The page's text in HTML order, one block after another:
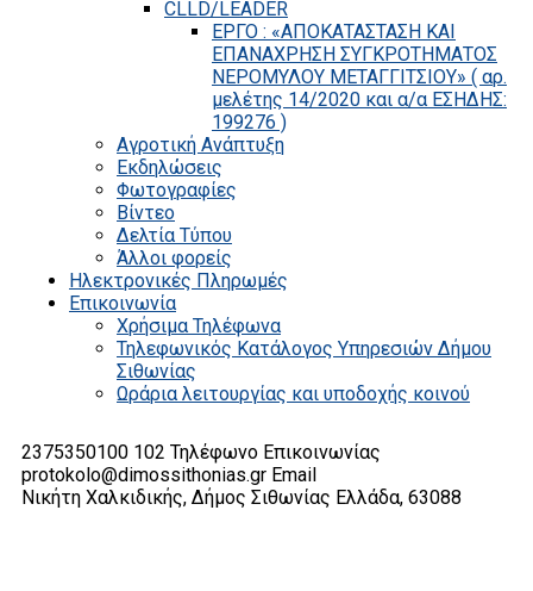
CLLD/LEADER
ΕΡΓΟ : «ΑΠΟΚΑΤΑΣΤΑΣΗ ΚΑΙ
ΕΠΑΝΑΧΡΗΣΗ ΣΥΓΚΡΟΤΗΜΑΤΟΣ
ΝΕΡΟΜΥΛΟΥ ΜΕΤΑΓΓΙΤΣΙΟΥ» ( αρ.
μελέτης 14/2020 και α/α ΕΣΗΔΗΣ:
199276 )
Αγροτική Ανάπτυξη
Εκδηλώσεις
Φωτογραφίες
Βίντεο
Δελτία Τύπου
Άλλοι φορείς
Ηλεκτρονικές Πληρωμές
Επικοινωνία
Χρήσιμα Τηλέφωνα
Τηλεφωνικός Κατάλογος Υπηρεσιών Δήμου
Σιθωνίας
Ωράρια λειτουργίας και υποδοχής κοινού
2375350100 102 Τηλέφωνο Επικοινωνίας
protokolo@dimossithonias.gr Email
Νικήτη Χαλκιδικής, Δήμος Σιθωνίας Ελλάδα, 63088